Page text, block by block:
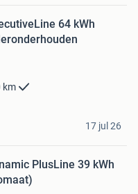
64 kWh
Dealeronderhouden
km
17 jul 26
PlusLine 39 kWh